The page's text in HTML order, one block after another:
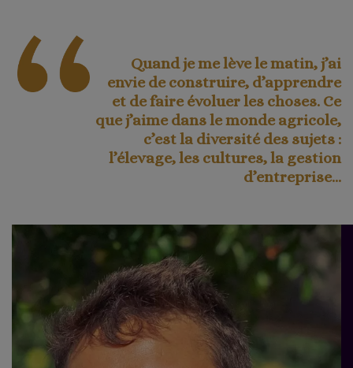
Quand je me lève le matin, j’ai
envie de construire, d’apprendre
et de faire évoluer les choses. Ce
que j’aime dans le monde agricole,
c’est la diversité des sujets :
l’élevage, les cultures, la gestion
d’entreprise…